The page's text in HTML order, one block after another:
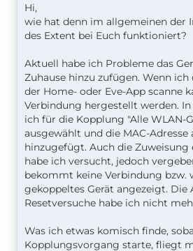
Hi,
wie hat denn im allgemeinen der
des Extent bei Euch funktioniert?
Aktuell habe ich Probleme das
Zuhause hinzu zufügen. Wenn
der Home- oder Eve-App scanne
Verbindung hergestellt werden.
ich für die Kopplung "Alle WLAN-
ausgewählt und die MAC-Adresse
hinzugefügt. Auch die Zuweisung
habe ich versucht, jedoch
bekommt keine Verbindung bzw.
gekoppeltes Gerät angezeigt. Die
Resetversuche habe ich nicht
Was ich etwas komisch finde,
Kopplungsvorgang starte, fliegt